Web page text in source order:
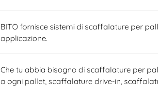
BITO fornisce sistemi di scaffalature per
applicazione.
Che tu abbia bisogno di scaffalature per
a ogni pallet, scaffalature drive-in,